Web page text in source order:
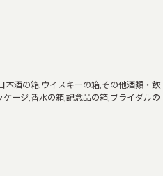
本酒の箱,ウイスキーの箱,その他酒類・飲
ージ,香水の箱,記念品の箱,ブライダルの